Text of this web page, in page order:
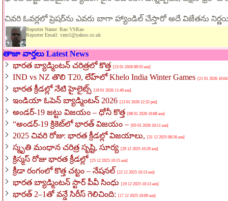
చివరి ఓవర్లలో ప్రెషర్‌ను ఎవరు బాగా హ్యాండిల్ చేస్తారో అదే విజేతను
Reporter Name: Rao VSRao
Reporter Email: vzm1@yahoo.co.uk
తాజా వార్తలు Latest News
భారత బ్యాడ్మింటన్ చరిత్రలో కొత్త [23 01 2026 09:55 am]
IND vs NZ తొలి T20, లేహ్‌లో Khelo India Winter Games [21 01 2026
భారత క్రీడల్లో నేటి హైలైట్స్ [19 01 2026 11:49 am]
ఇండియా ఓపెన్ బ్యాడ్మింటన్ 2026 [13 01 2026 12:32 pm]
అండర్-19 జట్టు విజయం – ధోనీ కొత్త [08 01 2026 10:08 am]
“అండర్-19 క్రికెట్‌లో భారత్ విజయం – [05 01 2026 10:11 am]
2025 చివరి రోజు: భారత క్రీడల్లో విజయాలు, [31 12 2025 08:26 am]
స్మృతి మంధాన చరిత్ర సృష్టి, సూర్య [29 12 2025 10:29 am]
క్రిస్మస్‌ రోజు భారత క్రీడల్లో [25 12 2025 10:15 am]
క్రీడా రంగంలో కొత్త చట్టం – నేషనల్ [22 12 2025 10:13 am]
భారత బ్యాడ్మింటన్ స్టార్ పీవీ సింధు [19 12 2025 10:13 am]
భారత్ 2–1తో వన్డే సిరీస్ గెలిచింది: [17 12 2025 10:09 am]